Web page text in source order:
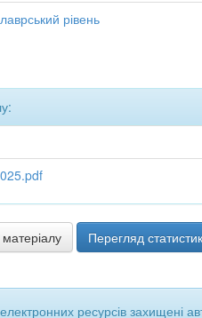
рівень
Перегляд
електронних ресурсів захищені